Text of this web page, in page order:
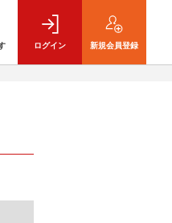
ログイン 新規会員登録